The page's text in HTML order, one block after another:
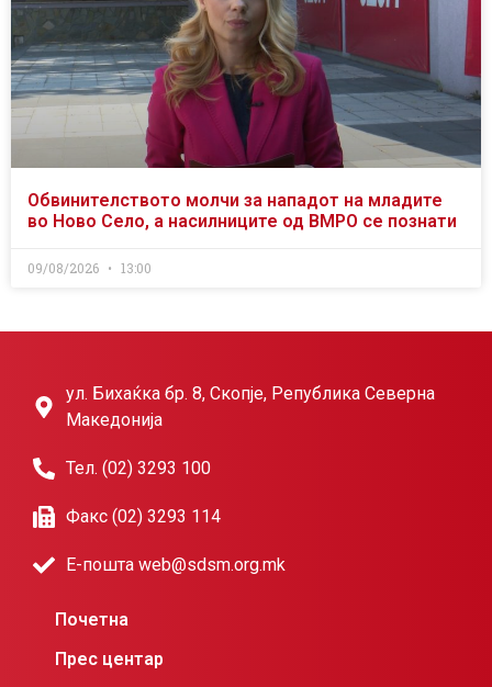
Обвинителството молчи за нападот на младите
во Ново Село, а насилниците од ВМРО се познати
09/08/2026 13:00
ул. Бихаќка бр. 8, Скопје, Република Северна
Македонија
Тел. (02) 3293 100
Факс (02) 3293 114
Е-пошта web@sdsm.org.mk
Почетна
Прес центар